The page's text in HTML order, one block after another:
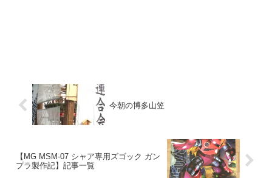
今朝の博多山笠
【MG MSM-07 シャア専用ズゴック ガン
プラ製作記】記事一覧